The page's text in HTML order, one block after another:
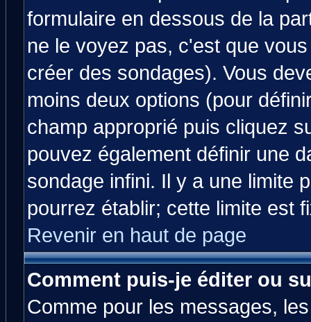
formulaire en dessous de la
ne le voyez pas, c'est que
créer des sondages). Vous
moins deux options (pour
champ approprié puis cliquez
pouvez également définir une
sondage infini. Il y a une limite
pourrez établir; cette limite est
Revenir en haut de page
Comment puis-je éditer ou
Comme pour les messages,